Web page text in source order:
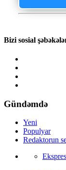
Bizi sosial
Gündəmdə
Yeni
Populyar
Redaktorun